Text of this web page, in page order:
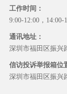
工作时间：
9:00-12:00，14:00-
通讯地址：
深圳市福田区振兴
信访投诉举报箱位
深圳市福田区振兴